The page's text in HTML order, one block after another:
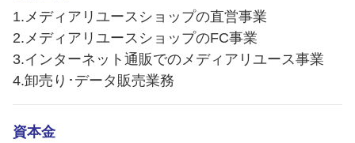
1.メディアリユースショップの直営事業
2.メディアリユースショップのFC事業
3.インターネット通販でのメディアリユース事業
4.卸売り･データ販売業務
資本金